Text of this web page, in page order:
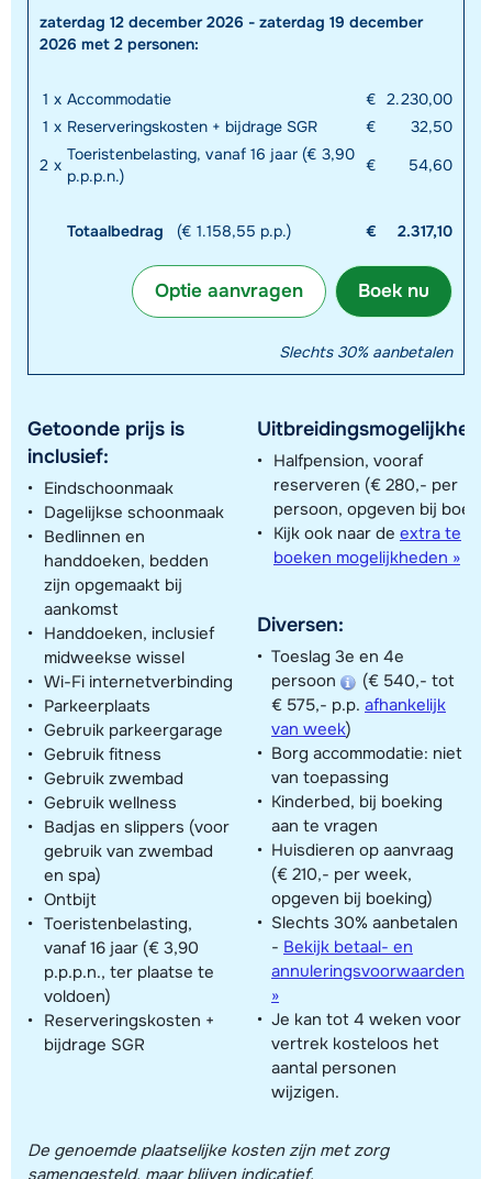
Toon alle accommodaties in dit gebied
Deze kaart geeft een indicatie van de ligging van onze accommodaties. De
exacte locatie kan enigszins afwijken.
zaterdag 12 december 2026 - zaterdag 19 december
2026 met 2 personen:
1 x Accommodatie € 2.230,00
1 x Reserveringskosten + bijdrage SGR €
32,50
2 x
Toeristenbelasting, vanaf 16 jaar (€ 3,90
p.p.p.n.)
€ 54,60
Totaalbedrag (€ 1.158,55 p.p.) € 2.317,10
Boek nu
Optie aanvragen
Slechts 30% aanbetalen
Getoonde prijs is
inclusief:
Eindschoonmaak
Dagelijkse schoonmaak
Bedlinnen en
handdoeken, bedden
zijn opgemaakt bij
aankomst
Handdoeken, inclusief
midweekse wissel
Wi-Fi internetverbinding
Parkeerplaats
Gebruik parkeergarage
Gebruik fitness
Gebruik zwembad
Gebruik wellness
Badjas en slippers (voor
gebruik van zwembad
en spa)
Ontbijt
Toeristenbelasting,
vanaf 16 jaar (€ 3,90
p.p.p.n., ter plaatse te
voldoen)
Reserveringskosten +
bijdrage SGR
Halfpension, vooraf
reserveren (€ 280,- per
persoon, opgeven bij
Kijk ook naar de extra te
boeken mogelijkheden »
Diversen:
Toeslag 3e en 4e
persoon
(€ 540,- tot
€ 575,- p.p. afhankelijk
van week)
Borg accommodatie: niet
van toepassing
Kinderbed, bij boeking
aan te vragen
Huisdieren op aanvraag
(€ 210,- per week,
opgeven bij boeking)
Slechts 30% aanbetalen
- Bekijk betaal- en
annuleringsvoorwaarden
»
Je kan tot 4 weken voor
vertrek kosteloos het
aantal personen
wijzigen.
De genoemde plaatselijke kosten zijn met zorg
samengesteld, maar blijven indicatief.